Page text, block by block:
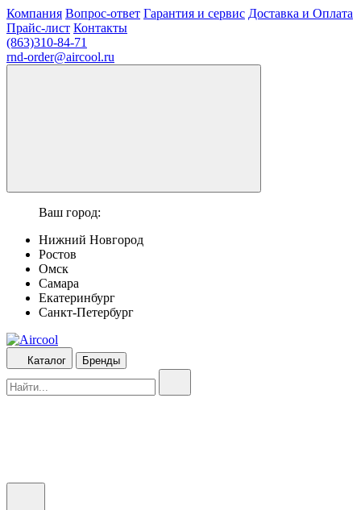
Компания Вопрос-ответ Гарантия и сервис Доставка и Оплата
Прайс-лист Контакты
(863)310-84-71
rnd-order@aircool.ru
Ваш город:
Нижний Новгород
Ростов
Омск
Самара
Екатеринбург
Санкт-Петербург
Каталог Бренды